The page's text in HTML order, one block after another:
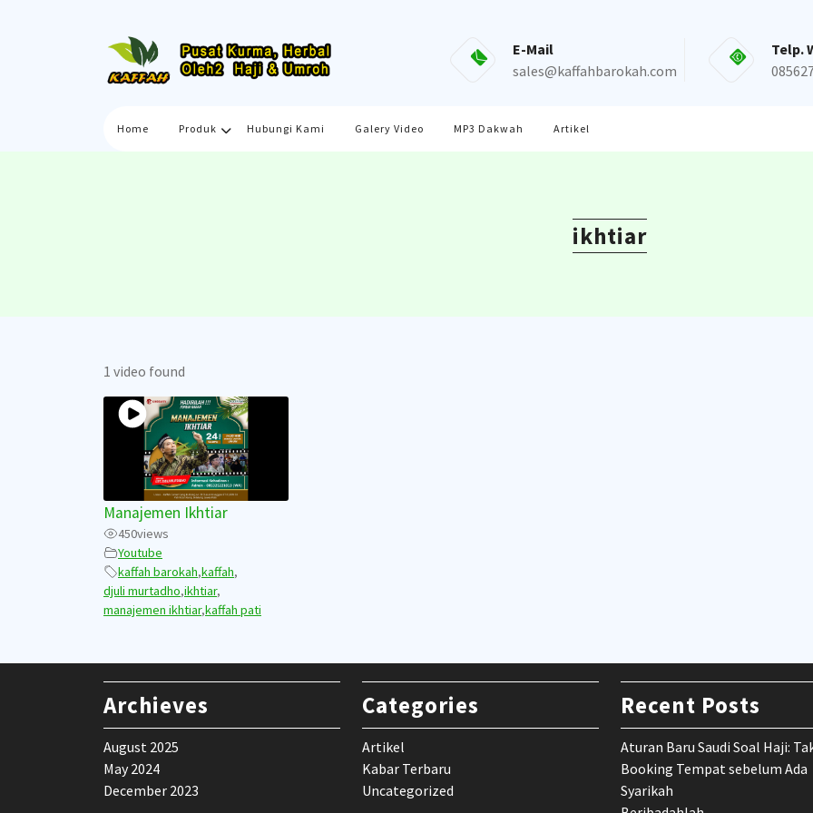
E-Mail
sales@kaffahbarokah.com
Telp.
Home Produk Hubungi Kami Galery Video MP3 Dakwah Artikel
ikhtiar
1 video found
Manajemen Ikhtiar
450views
Youtube
kaffah barokah,kaffah,
djuli murtadho,ikhtiar,
manajemen ikhtiar,kaffah pati
Archieves
August 2025
May 2024
December 2023
Categories
Artikel
Kabar Terbaru
Uncategorized
Recent Posts
Aturan Baru Saudi Soal Haji:
Booking Tempat sebelum Ada
Syarikah